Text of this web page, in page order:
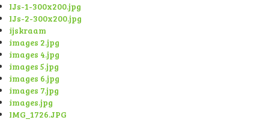
IJs-1-300x200.jpg
IJs-2-300x200.jpg
ijskraam
images 2.jpg
images 4.jpg
images 5.jpg
images 6.jpg
images 7.jpg
images.jpg
IMG_1726.JPG